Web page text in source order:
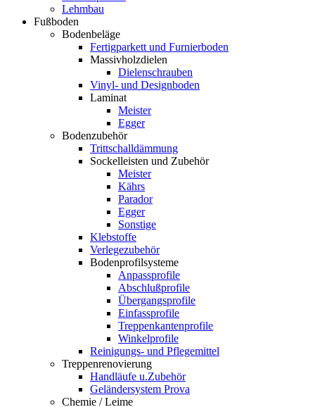
Lehmbau
Fußboden
Bodenbeläge
Fertigparkett und Furnierboden
Massivholzdielen
Dielenschrauben
Vinyl- und Designboden
Laminat
Meister
Egger
Bodenzubehör
Trittschalldämmung
Sockelleisten und Zubehör
Meister
Kährs
Parador
Egger
Sonstige
Klebstoffe
Verlegezubehör
Bodenprofilsysteme
Anpassprofile
Abschlußprofile
Übergangsprofile
Einfassprofile
Treppenkantenprofile
Winkelprofile
Reinigungs- und Pflegemittel
Treppenrenovierung
Handläufe u.Zubehör
Geländersystem Prova
Chemie / Leime